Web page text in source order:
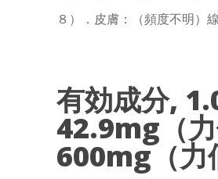
８）．皮膚：（頻度不明）
有効成分,
42.9mg（
600mg（力